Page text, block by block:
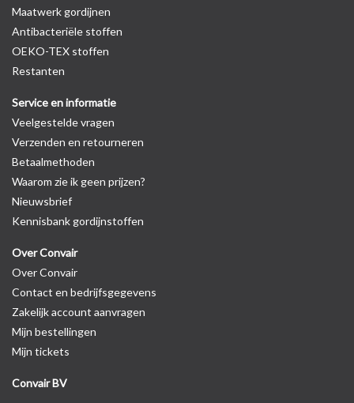
Maatwerk gordijnen
Antibacteriële stoffen
OEKO-TEX stoffen
Restanten
Service en informatie
Veelgestelde vragen
Verzenden en retourneren
Betaalmethoden
Waarom zie ik geen prijzen?
Nieuwsbrief
Kennisbank gordijnstoffen
Over Convair
Over Convair
Contact en bedrijfsgegevens
Zakelijk account aanvragen
Mijn bestellingen
Mijn tickets
Convair BV